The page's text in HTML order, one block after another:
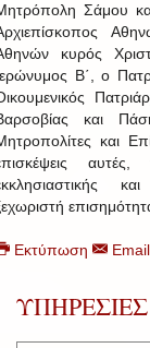
Σάμου
κυρός
Β΄, ο
και
και
Εκτύπωση Email
ΥΠΗΡΕΣΙΕΣ